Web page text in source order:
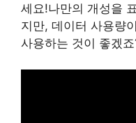
세요!나만의 개성을
지만, 데이터 사용량
사용하는 것이 좋겠죠